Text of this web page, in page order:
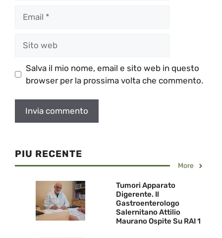
web
Salva il mio nome, email e sito web in questo
browser per la prossima volta che commento.
PIU RECENTE
More
Tumori Apparato
Digerente. Il
Gastroenterologo
Salernitano Attilio
Maurano Ospite Su RAI 1